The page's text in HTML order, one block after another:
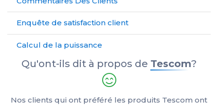
Enquête de satisfaction client
Calcul de la puissance
Qu'ont-ils dit à propos de Tescom?
Nos clients qui ont préféré les produits Tescom ont